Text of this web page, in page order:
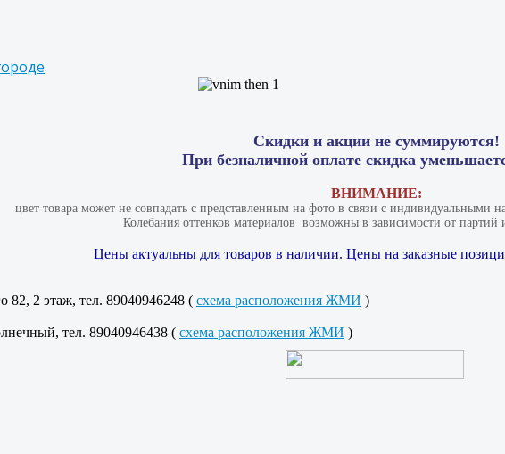
Скидки и акции не суммируются!
При безналичной оплате скидка
ВНИМАНИЕ:
цвет товара может не совпадать с представленным на фото в связи с индивидуальными
Колебания оттенков материалов​ ​ возможны в зависимости от партий
Цены актуальны для товаров в наличии. Цены на заказные
82, 2 этаж, тел. 89040946248 ( схема расположения ЖМИ )
тел. 89040946438 ( схема расположения ЖМИ )